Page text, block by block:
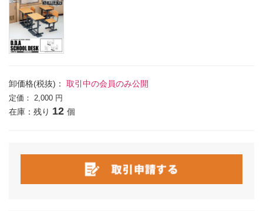
卸価格(税抜)： 取引中の会員のみ公開
定価： 2,000 円
在庫：残り 12 個